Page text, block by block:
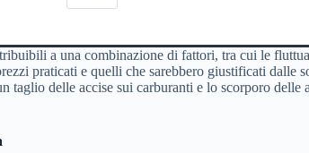
a una combinazione di fattori, tra cui le
praticati e quelli che sarebbero giustificati
taglio delle accise sui carburanti e lo scorporo